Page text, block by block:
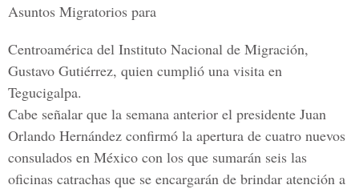
Asuntos Migratorios para
Centroamérica del Instituto Nacional de Migración,
Gustavo Gutiérrez, quien cumplió una visita en
Tegucigalpa.
Cabe señalar que la semana anterior el presidente Juan
Orlando Hernández confirmó la apertura de cuatro nuevos
consulados en México con los que sumarán seis las
oficinas catrachas que se encargarán de brindar atención a